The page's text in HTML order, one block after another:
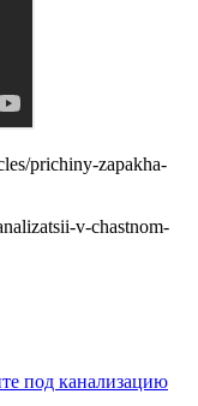
prichiny-zapakha-
v-chastnom-
под канализацию